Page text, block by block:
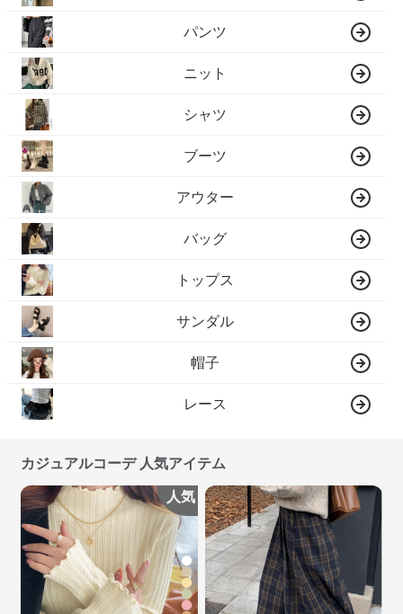
パンツ
ニット
シャツ
ブーツ
アウター
バッグ
トップス
サンダル
帽子
レース
カジュアルコーデ 人気アイテム
人気